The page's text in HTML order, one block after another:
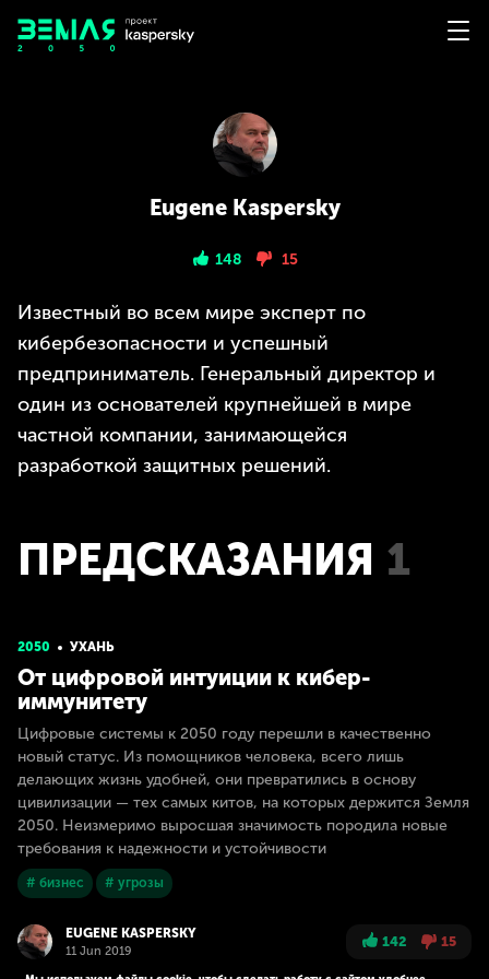
Eugene Kaspersky
148 15
Известный во всем мире эксперт по
кибербезопасности и успешный
предприниматель. Генеральный директор и
один из основателей крупнейшей в мире
частной компании, занимающейся
разработкой защитных решений.
ПРЕДСКАЗАНИЯ 1
2050 УХАНЬ
От цифровой интуиции к кибер-
иммунитету
Цифровые системы к 2050 году перешли в качественно
новый статус. Из помощников человека, всего лишь
делающих жизнь удобней, они превратились в основу
цивилизации — тех самых китов, на которых держится Земля
2050. Неизмеримо выросшая значимость породила новые
требования к надежности и устойчивости
# бизнес # угрозы
EUGENE KASPERSKY
11 Jun 2019
142 15